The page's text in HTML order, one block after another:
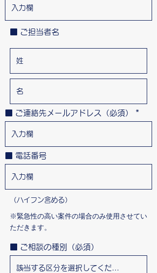
■ ご担当者名
■ ご連絡先メールアドレス（必須）
■ 電話番号
（ハイフン含める）
※緊急性の高い案件の場合のみ使用させてい
ただきます。
■ ご相談の種別（必須）